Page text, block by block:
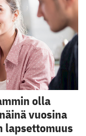
olla
vuosina
lapsettomuus